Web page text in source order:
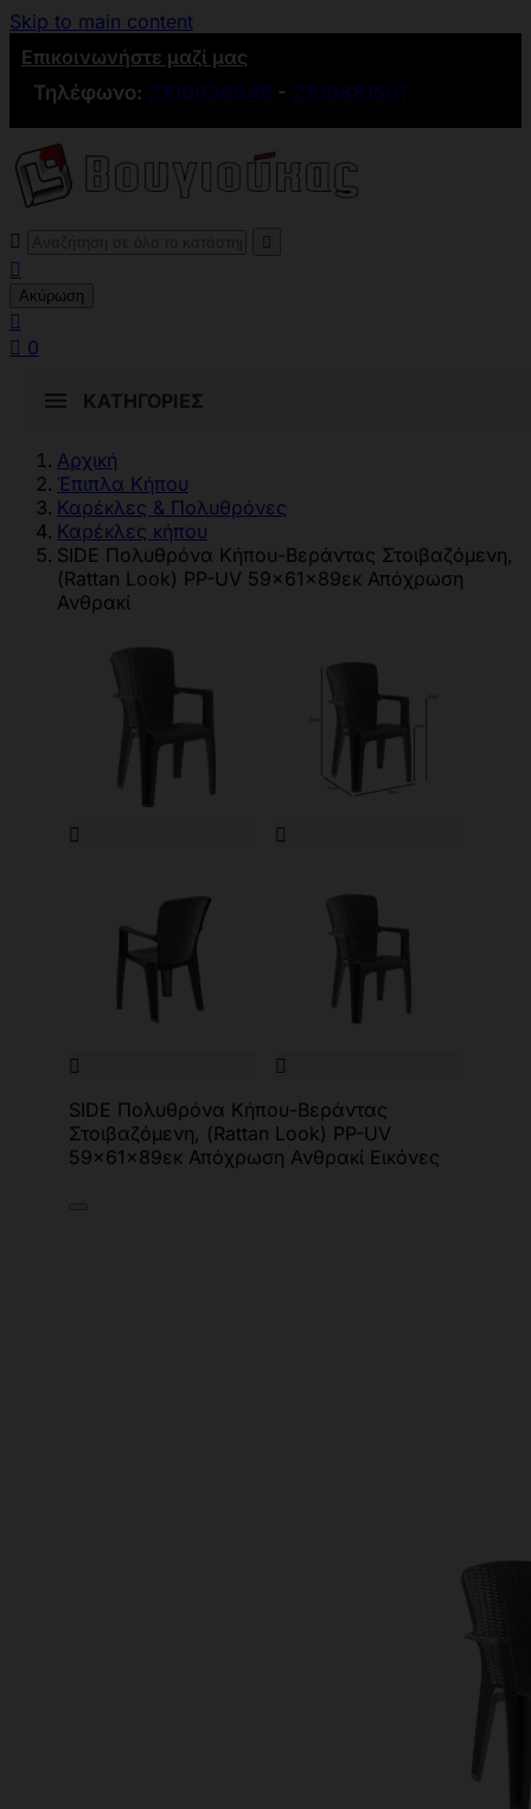
Skip to main content
Επικοινωνήστε μαζί μας
Τηλέφωνο: 2109836846 - 2109881501
 

Ακύρωση

 0
ΚΑΤΗΓΟΡΊΕΣ
Αρχική
Έπιπλα Κήπου
Καρέκλες & Πολυθρόνες
Καρέκλες κήπου
SIDE Πολυθρόνα Κήπου-Βεράντας Στοιβαζόμενη,
(Rattan Look) PP-UV 59x61x89εκ Απόχρωση
Ανθρακί
 


SIDE Πολυθρόνα Κήπου-Βεράντας
Στοιβαζόμενη, (Rattan Look) PP-UV
59x61x89εκ Απόχρωση Ανθρακί Εικόνες